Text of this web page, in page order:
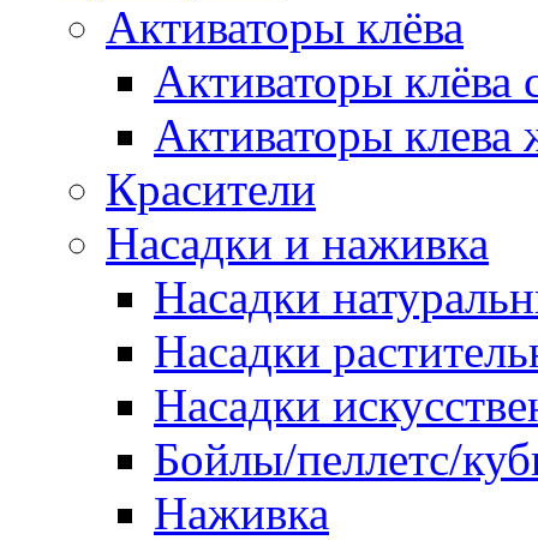
Активаторы клёва
Активаторы клёва
Активаторы клева
Красители
Насадки и наживка
Насадки
Насадки
Насадки
Бойлы/пеллетс/
Наживка